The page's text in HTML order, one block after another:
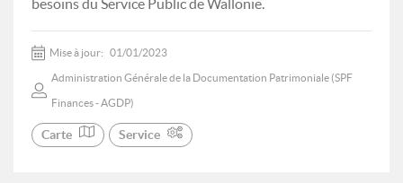
besoins du Service Public de Wallonie.
Mise à jour: 01/01/2023
Administration Générale de la Documentation Patrimoniale (SPF
Finances - AGDP)
Carte Service